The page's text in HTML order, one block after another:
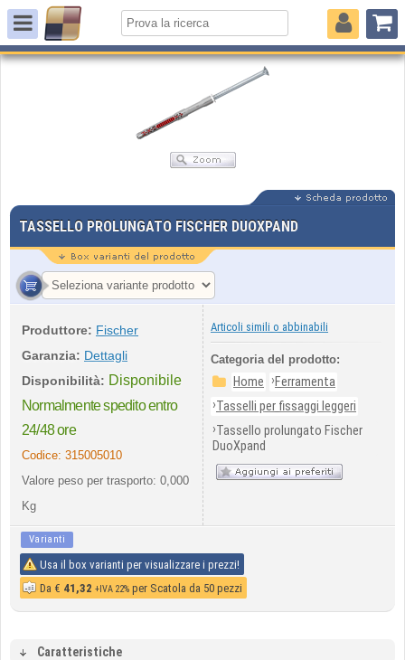
TASSELLO PROLUNGATO FISCHER DUOXPAND
Produttore: Fischer
Garanzia: Dettagli
Disponibilità: Disponibile
Normalmente spedito entro
24/48 ore
Codice: 315005010
Valore peso per trasporto: 0,000
Kg
Articoli simili o abbinabili
Categoria del prodotto:
Home ›Ferramenta
›Tasselli per fissaggi leggeri
›Tassello prolungato Fischer
DuoXpand
Varianti
Usa il box varianti per visualizzare i prezzi!
Da € 41,32 +IVA 22% per Scatola da 50 pezzi
Caratteristiche